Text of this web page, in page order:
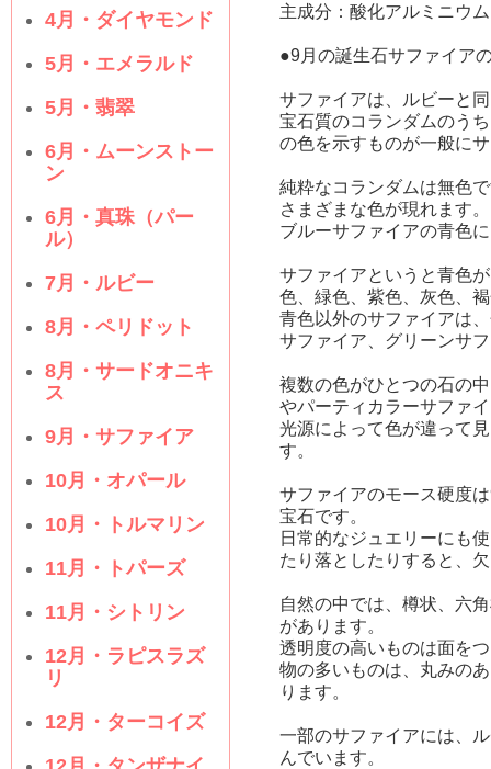
4月・ダイヤモンド
5月・エメラルド
5月・翡翠
6月・ムーンストー
ン
6月・真珠（パー
ル）
7月・ルビー
8月・ペリドット
8月・サードオニキ
ス
9月・サファイア
10月・オパール
10月・トルマリン
11月・トパーズ
11月・シトリン
12月・ラピスラズ
リ
12月・ターコイズ
主成分：酸化アルミニウ
●9月の誕生石サファイア
サファイアは、ルビーと
宝石質のコランダムのう
の色を示すものが一般に
純粋なコランダムは無色
さまざまな色が現れます。
ブルーサファイアの青色
サファイアというと青色
色、緑色、紫色、灰色、
青色以外のサファイアは
サファイア、グリーンサ
複数の色がひとつの石の
やパーティカラーサファ
光源によって色が違って
す。
サファイアのモース硬度
宝石です。
日常的なジュエリーにも
たり落としたりすると、
自然の中では、樽状、六
があります。
透明度の高いものは面を
物の多いものは、丸みの
ります。
一部のサファイアには、
んでいます。